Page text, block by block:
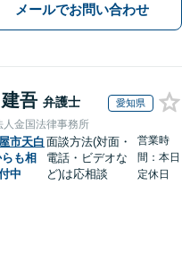
メールでお問い合わせ
吾 弁護士 愛知県
人金国法律事務所
市天白
も相
中
面談方法(対面・
電話・ビデオな
ど)は応相談
営業時
間：本日
定休日